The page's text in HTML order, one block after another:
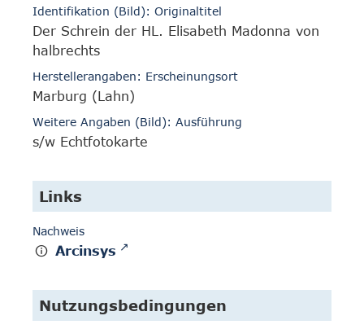
Identifikation (Bild): Originaltitel
Der Schrein der HL. Elisabeth Madonna von
halbrechts
Herstellerangaben: Erscheinungsort
Marburg (Lahn)
Weitere Angaben (Bild): Ausführung
s/w Echtfotokarte
Links
Nachweis
Arcinsys
Nutzungsbedingungen